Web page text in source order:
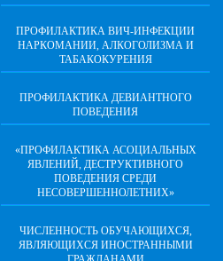
ПРОФИЛАКТИКА ВИЧ-ИНФЕКЦИИ
НАРКОМАНИИ, АЛКОГОЛИЗМА И
ТАБАКОКУРЕНИЯ
ПРОФИЛАКТИКА ДЕВИАНТНОГО
ПОВЕДЕНИЯ
«ПРОФИЛАКТИКА АСОЦИАЛЬНЫХ
ЯВЛЕНИЙ, ДЕСТРУКТИВНОГО
ПОВЕДЕНИЯ СРЕДИ
НЕСОВЕРШЕННОЛЕТНИХ»
ЧИСЛЕННОСТЬ ОБУЧАЮЩИХСЯ,
ЯВЛЯЮЩИХСЯ ИНОСТРАННЫМИ